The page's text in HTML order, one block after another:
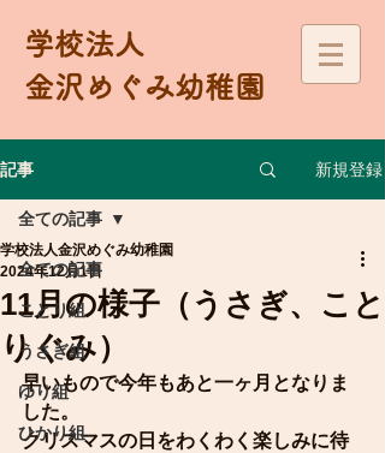
学校法人
金沢めぐみ幼稚園
記事 新規登録
全ての記事
ことり組
うさぎ組
ゆり組
ひかり組
全ての記事
11月の様子（うさぎ、こと
りぐみ）
学校法人金沢めぐみ幼稚園
2024年12月1日
早いもので今年もあと一ヶ月となりま
した。
クリスマスの日をわくわく楽しみに待